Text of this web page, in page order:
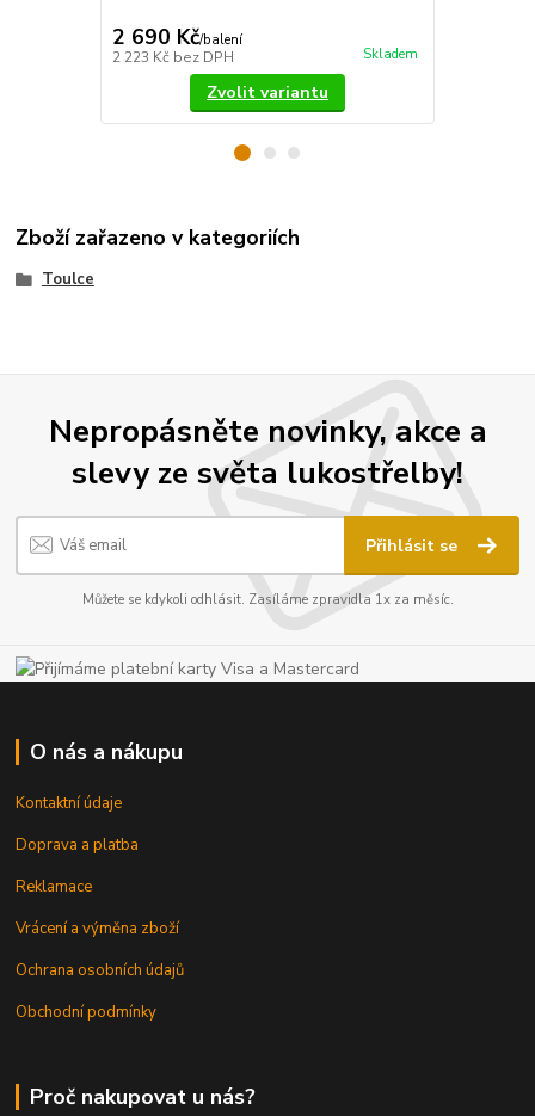
2 690 Kč/balení
2 223 Kč bez DPH Skladem
Zvolit variantu
Zboží zařazeno v kategoriích
Toulce
Nepropásněte novinky, akce a
slevy ze světa lukostřelby!
Přihlásit se
Můžete se kdykoli odhlásit. Zasíláme zpravidla 1x za měsíc.
O nás a nákupu
Kontaktní údaje
Doprava a platba
Reklamace
Vrácení a výměna zboží
Ochrana osobních údajů
Obchodní podmínky
Proč nakupovat u nás?